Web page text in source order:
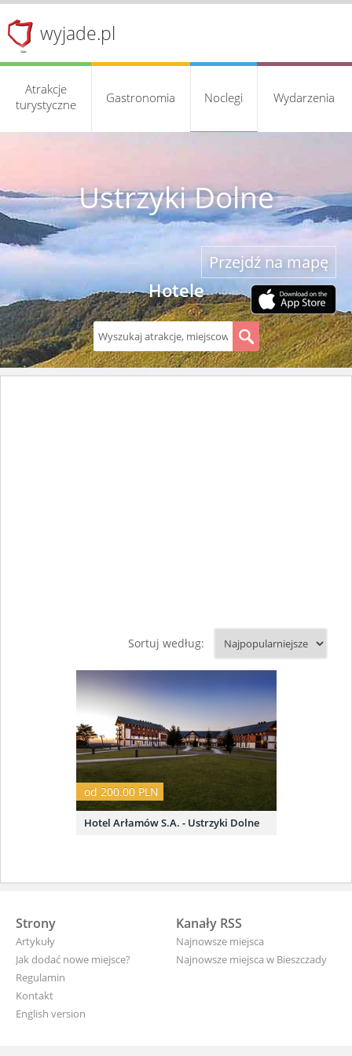
wyjade.pl
Atrakcje
turystyczne
Gastronomia Noclegi Wydarzenia
Ustrzyki Dolne
Hotele
Przejdź na mapę
Sortuj według:
od 200.00 PLN
Hotel Arłamów S.A. - Ustrzyki Dolne
Strony
Artykuły
Jak dodać nowe miejsce?
Regulamin
Kontakt
English version
Kanały RSS
Najnowsze miejsca
Najnowsze miejsca w Bieszczady